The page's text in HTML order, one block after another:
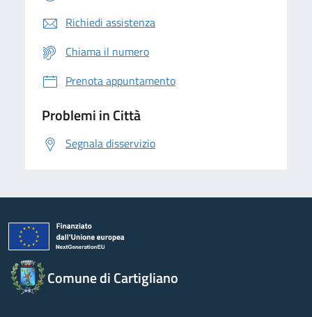
Richiedi assistenza
Chiama il numero
Prenota appuntamento
Problemi in Città
Segnala disservizio
Comune di Cartigliano